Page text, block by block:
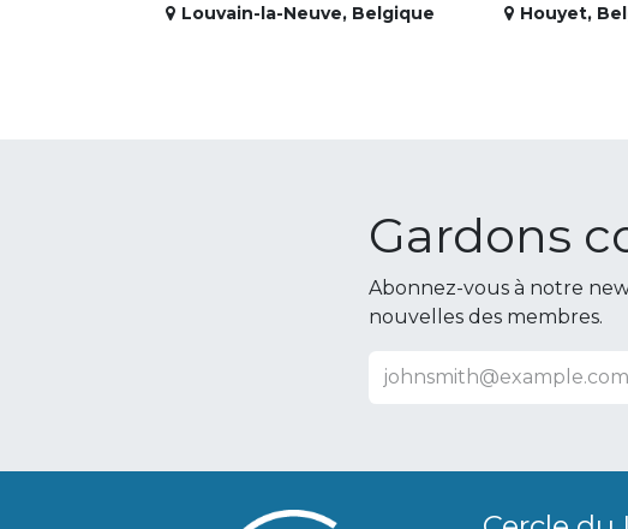
Louvain-la-Neuve, Belgique Houyet,
Gardons
Abonnez-vous à notre
nouvelles des membres.